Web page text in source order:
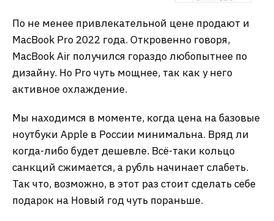
По не менее привлекательной цене продают и
MacBook Pro 2022 года. Откровенно говоря,
MacBook Air получился гораздо любопытнее по
дизайну. Но Pro чуть мощнее, так как у него
активное охлаждение.
Мы находимся в моменте, когда цена на базовые
ноутбуки Apple в России минимальна. Вряд ли
когда-либо будет дешевле. Всё-таки кольцо
санкций сжимается, а рубль начинает слабеть.
Так что, возможно, в этот раз стоит сделать себе
подарок на Новый год чуть пораньше.